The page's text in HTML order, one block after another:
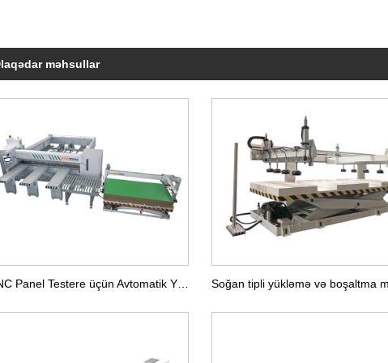
məhsullar
CNC Panel Testere üçün Avtomatik Yükləmə